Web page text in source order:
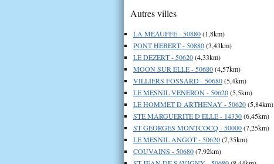
Autres villes
LA MEAUFFE - 50880(1,8km)
PONT HEBERT - 50880(3,43km)
LE DEZERT - 50620(4,33km)
MOON SUR ELLE - 50680(4,57km)
VILLIERS FOSSARD - 50680(5,4km)
LE MESNIL VENERON - 50620(5,5km)
LE HOMMET D ARTHENAY - 50620(5,84km)
STE MARGUERITE D ELLE - 14330(6,45km)
ST GEORGES MONTCOCQ - 50000(7,25km)
LE MESNIL ANGOT - 50620(7,35km)
COUVAINS - 50680(7,92km)